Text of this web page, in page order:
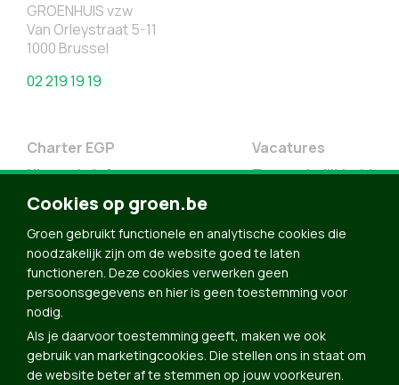
GROENHUIS vzw
Van Orleystraat 5-11
1000 Brussel
02 219 19 19
Charter EGP
Nieuwsbrief
Doe Mee
Contact
Groen in je buurt
Meldpunt
Vacatures
Toegankelijkheid
Word lid
Agenda
Bekijk kalender
Cookies op groen.be
Groen gebruikt functionele en analytische cookies die
noodzakelijk zijn om de website goed te laten
functioneren. Deze cookies verwerken geen
persoonsgegevens en hier is geen toestemming voor
nodig.
Als je daarvoor toestemming geeft, maken we ook
gebruik van marketingcookies. Die stellen ons in staat om
de website beter af te stemmen op jouw voorkeuren.